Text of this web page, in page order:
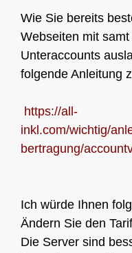
Wie Sie bereits
Webseiten mit
Unteraccounts
folgende Anleitung
https://all-
inkl.com/wichtig/
bertragung/
Ich würde Ihnen
Ändern Sie den
Die Server sind